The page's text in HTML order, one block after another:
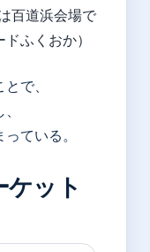
百道浜会場で
ふくおか）
で、
ている。
ット